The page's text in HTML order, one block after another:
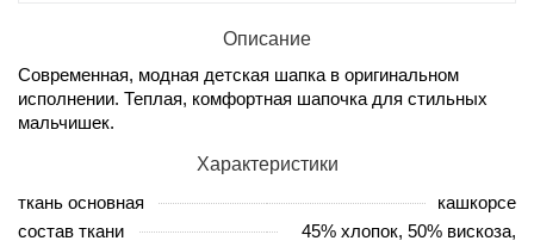
Описание
Современная, модная детская шапка в оригинальном
исполнении. Теплая, комфортная шапочка для стильных
мальчишек.
Характеристики
ткань основная
кашкорсе
состав ткани
45% хлопок, 50% вискоза,